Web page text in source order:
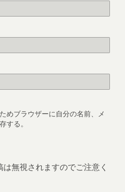
めブラウザーに自分の名前、メ
する。
無視されますのでご注意く